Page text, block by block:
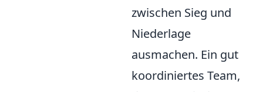
zwischen Sieg und
Niederlage
ausmachen. Ein gut
koordiniertes Team,